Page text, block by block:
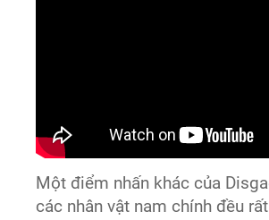
Một điểm nhấn khác của
các nhân vật nam chính đều